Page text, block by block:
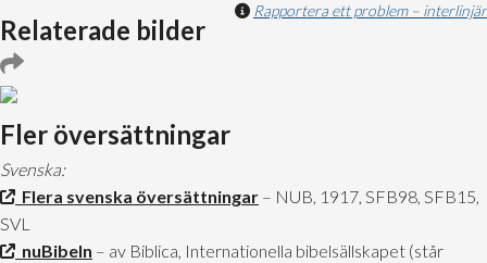
Rapportera ett problem – interlinjär
Relaterade bilder
Fler översättningar
Svenska:
Flera svenska översättningar – NUB, 1917, SFB98, SFB15,
SVL
nuBibeln – av Biblica, Internationella bibelsällskapet (står